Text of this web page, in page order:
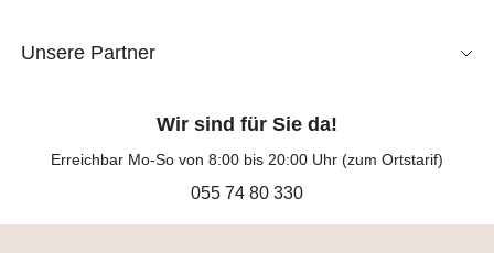
Unsere Partner
Wir sind für Sie da!
Erreichbar Mo-So von 8:00 bis 20:00 Uhr (zum Ortstarif)
055 74 80 330